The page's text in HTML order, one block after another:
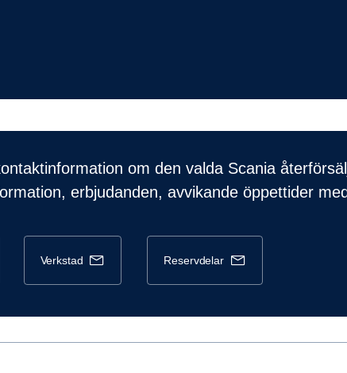
om den valda Scania
erbjudanden, avvikande öppettider
verkstad reservdelar